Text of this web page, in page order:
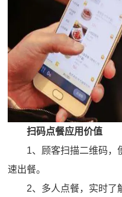
扫码点餐应用价值
1、顾客扫描二维码，
速出餐。
2、多人点餐，实时了